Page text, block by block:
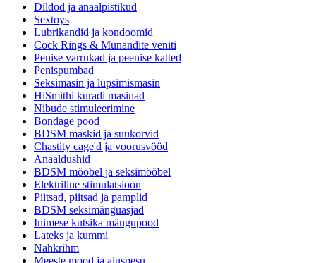
Dildod ja anaalpistikud
Sextoys
Lubrikandid ja kondoomid
Cock Rings & Munandite veniti
Penise varrukad ja peenise katted
Penispumbad
Seksimasin ja lüpsimismasin
HiSmithi kuradi masinad
Nibude stimuleerimine
Bondage pood
BDSM maskid ja suukorvid
Chastity cage'd ja voorusvööd
Anaaldushid
BDSM mööbel ja seksimööbel
Elektriline stimulatsioon
Piitsad, piitsad ja pamplid
BDSM seksimänguasjad
Inimese kutsika mängupood
Lateks ja kummi
Nahkrihm